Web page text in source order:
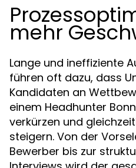
mehr
Lange und ineffiziente
führen oft dazu, dass
Kandidaten an
einem Headhunter
verkürzen und
steigern. Von der
Bewerber bis zur